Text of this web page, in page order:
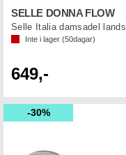
SELLE DONNA FLOW
Selle Italia damsadel
Inte i lager (50dagar)
649,-
30%